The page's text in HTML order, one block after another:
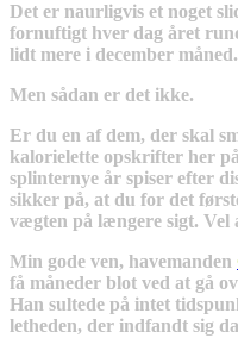
Det er naurligvis et noget
fornuftigt hver dag året
lidt mere i december måned.
Men sådan er det ikke.
Er du en af dem, der skal
kalorielette opskrifter her
splinternye år spiser efter
sikker på, at du for det
vægten på længere sigt. Vel
Min gode ven, havemanden
få måneder blot ved at gå
Han sultede på intet
letheden, der indfandt sig